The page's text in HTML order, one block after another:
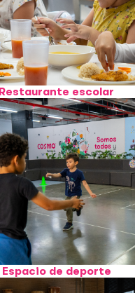
Restaurante escolar
Espacio de deporte